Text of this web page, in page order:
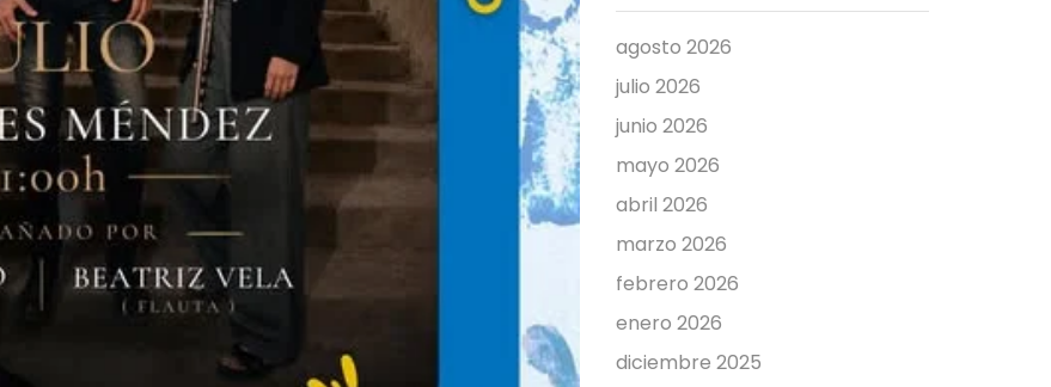
agosto 2026
julio 2026
junio 2026
mayo 2026
abril 2026
marzo 2026
febrero 2026
enero 2026
diciembre 2025